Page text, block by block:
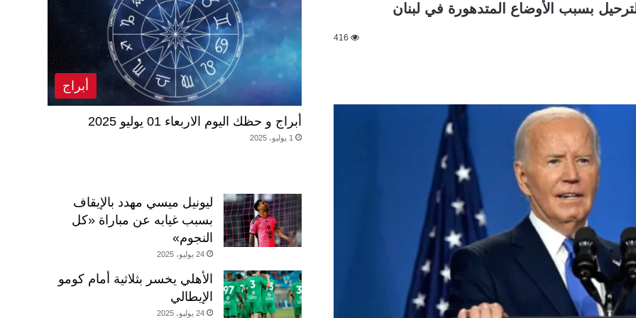
بسبب الأوضاع المتدهورة في لبنان
416
أبراج
أبراج و حظك اليوم الاربعاء 01 يوليو 2025
1 يوليو، 2025
ليونيل ميسي مهدد بالإيقاف
بسبب غيابه عن مباراة «كل
النجوم»
24 يوليو، 2025
الأهلي يخسر بثلاثية أمام كومو
الإيطالي
24 يوليو، 2025